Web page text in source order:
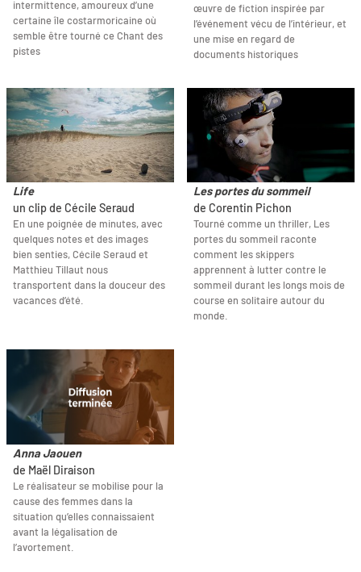
intermittence, amoureux d’une
certaine île costarmoricaine où
semble être tourné ce Chant des
pistes
œuvre de fiction inspirée par
l’événement vécu de l’intérieur, et
une mise en regard de
documents historiques
Life
un clip de Cécile Seraud
En une poignée de minutes, avec
quelques notes et des images
bien senties, Cécile Seraud et
Matthieu Tillaut nous
transportent dans la douceur des
vacances d’été.
Les portes du sommeil
de Corentin Pichon
Tourné comme un thriller, Les
portes du sommeil raconte
comment les skippers
apprennent à lutter contre le
sommeil durant les longs mois de
course en solitaire autour du
monde.
Anna Jaouen
de Maël Diraison
Le réalisateur se mobilise pour la
cause des femmes dans la
situation qu’elles connaissaient
avant la légalisation de
l’avortement.